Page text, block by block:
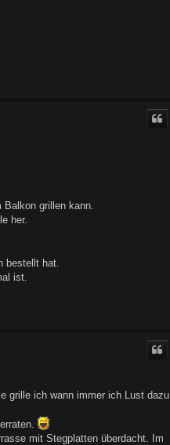
grillen kann.
her.
bestellt hat.
ist.
grille ich wann immer ich Lust dazu
mit Stegplatten überdacht. Im